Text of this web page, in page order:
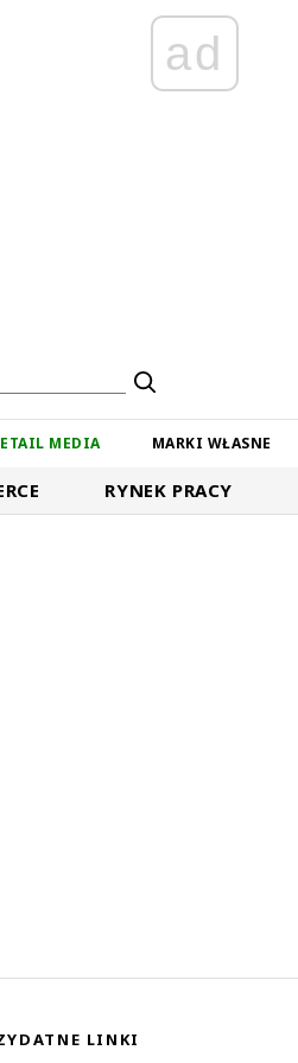
ad
MEDIA MARKI WŁASNE
RYNEK PRACY
LINKI